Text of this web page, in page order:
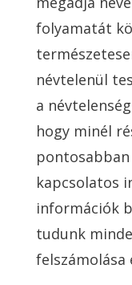
folyamatát
névtelenül
a
hogy minél
pontosabban
kapcsolatos
információk
tudunk
felszámolása